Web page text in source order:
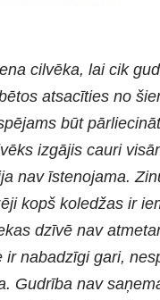
cilvēka, lai cik
atsacīties no
būt
izgājis cauri
nav īstenojama.
kopš koledžas ir
dzīvē nav
ir nabadzīgi gari,
Gudrība nav